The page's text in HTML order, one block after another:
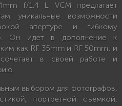
f/1.4 L VCM предлагает
уникальные возможности
апертуре и гибкому
Он идет в дополнение к
как RF 35mm и RF 50mm, и
в своей работе и
выбором для фотографов,
портретной съемкой,